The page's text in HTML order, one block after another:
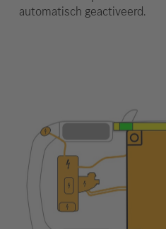
automatisch geactiveerd.